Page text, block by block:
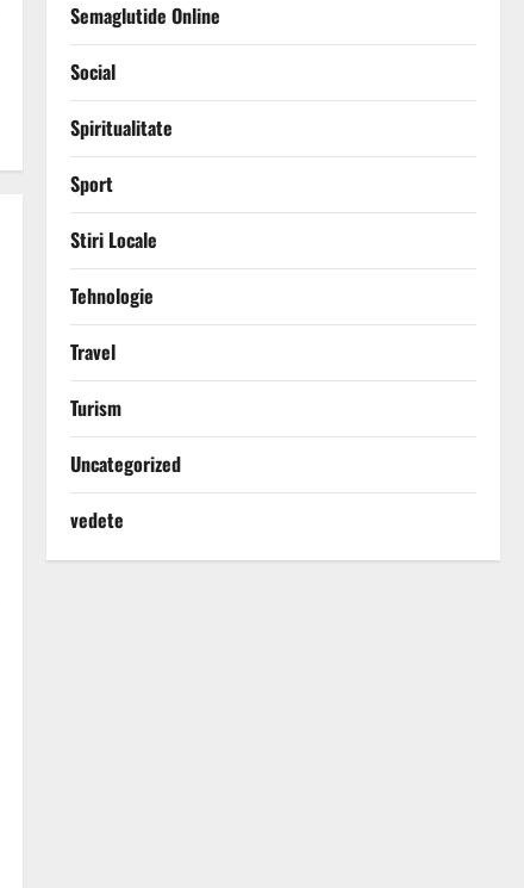
Semaglutide Online
Social
Spiritualitate
Sport
Stiri Locale
Tehnologie
Travel
Turism
Uncategorized
vedete